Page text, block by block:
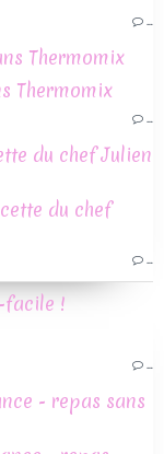
Thermomix
du chef Julien
facile !
- repas sans